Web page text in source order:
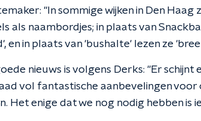
"In sommige wijken in Den Haag
als naambordjes; in plaats van
en in plaats van 'bushalte' lezen ze
nieuws is volgens Derks: "Er
vol fantastische aanbevelingen voor
Het enige dat we nog nodig hebben is